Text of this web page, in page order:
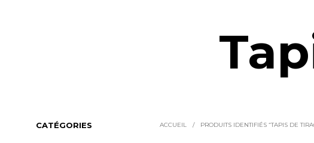
CATÉGORIES ACCUEIL / PRODUITS IDENTIFIÉS “TAPIS DE